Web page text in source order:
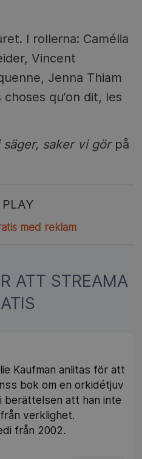
I rollerna: Camélia
Vincent
Jenna Thiam
qu’on dit, les
säger, saker vi görpå
med reklam
ATT STREAMA
Kaufman anlitas för att
bok om en orkidétjuv
berättelsen att han inte
verklighet.
från 2002.